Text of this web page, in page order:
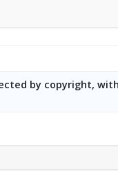
by copyright,